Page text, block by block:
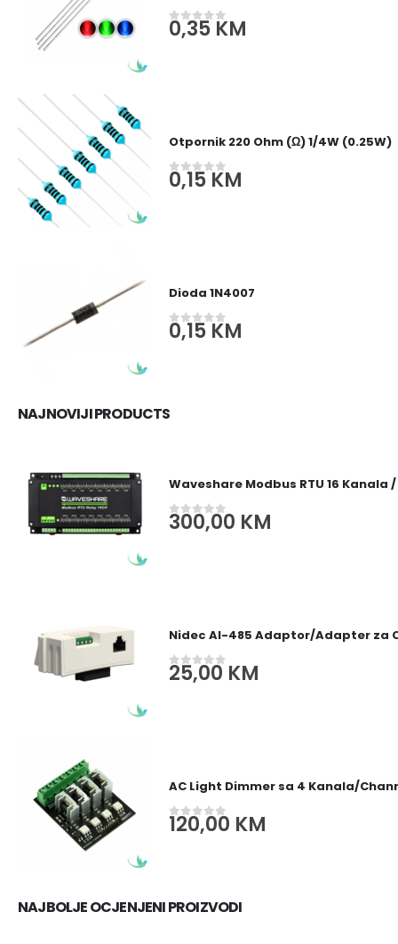
0out of 5
0,35KM
Otpornik 220 Ohm (Ω) 1/4W (0.25W)
0out of 5
0,15KM
Dioda 1N4007
0out of 5
0,15KM
NAJNOVIJI PRODUCTS
Waveshare Modbus RTU 16
0out of 5
300,00 KM
Nidec AI-485 Adaptor/Adapter za
0out of 5
25,00KM
AC Light Dimmer sa 4 Kanala/
out of 5
120,00 KM
NAJBOLJE OCJENJENI PROIZVODI